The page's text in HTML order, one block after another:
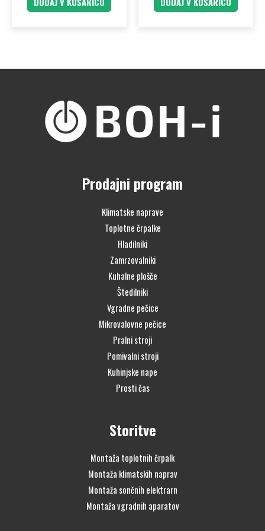
Prodajni program
Klimatske naprave
Toplotne črpalke
Hladilniki
Zamrzovalniki
Kuhalne plošče
Štedilniki
Vgradne pečice
Mikrovalovne pečice
Pralni stroji
Pomivalni stroji
Kuhinjske nape
Prosti čas
Storitve
Montaža toplotnih črpalk
Montaža klimatskih naprav
Montaža sončnih elektrarn
Montaža vgradnih aparatov